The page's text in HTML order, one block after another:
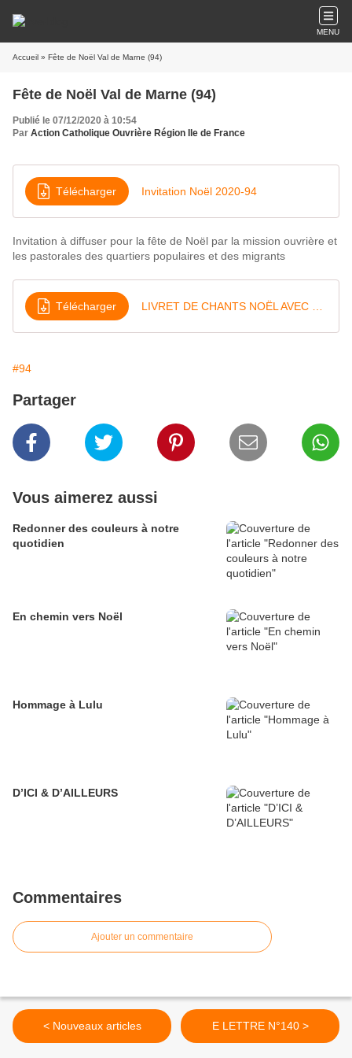
MENU
Accueil » Fête de Noël Val de Marne (94)
Fête de Noël Val de Marne (94)
Publié le 07/12/2020 à 10:54
Par Action Catholique Ouvrière Région Ile de France
Télécharger Invitation Noël 2020-94
Invitation à diffuser pour la fête de Noël par la mission ouvrière et
les pastorales des quartiers populaires et des migrants
Télécharger
#94
Partager
Vous aimerez aussi
Redonner des couleurs à notre
quotidien
En chemin vers Noël
Hommage à Lulu
D’ICI & D’AILLEURS
Commentaires
Ajouter un commentaire
< Nouveaux articles E LETTRE N°140 >